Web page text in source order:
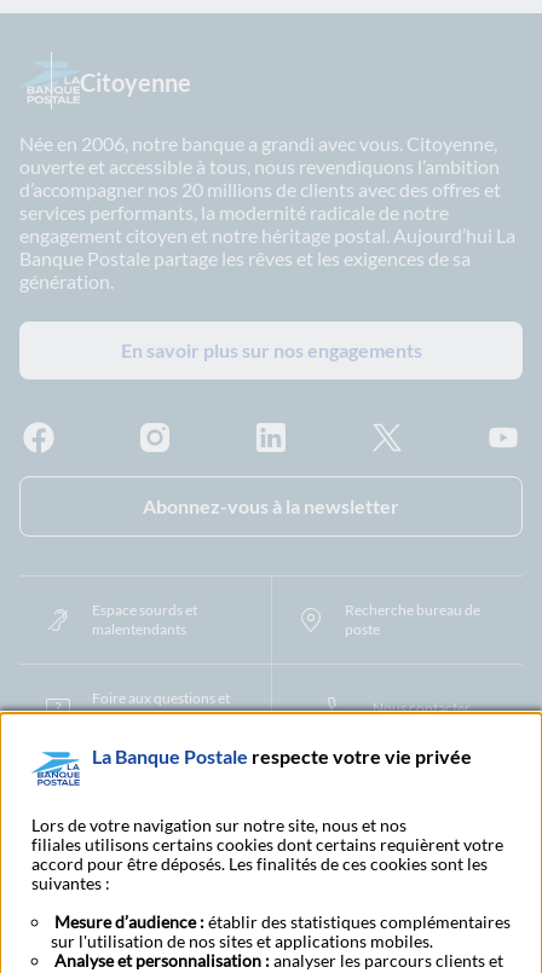
Citoyenne
Née en 2006, notre banque a grandi avec vous. Citoyenne,
ouverte et accessible à tous, nous revendiquons l’ambition
d’accompagner nos 20 millions de clients avec des offres et
services performants, la modernité radicale de notre
engagement citoyen et notre héritage postal. Aujourd’hui La
Banque Postale partage les rêves et les exigences de sa
génération.
En savoir plus sur nos engagements
Abonnez-vous à la newsletter
Espace sourds et
malentendants
Recherche bureau de
poste
Foire aux questions et
centre d'aide
Nous contacter
Protection des Données à Caractère PersonnelFiliales et partenaires
CookiesGestion des cookiesActualiser vos informations
Contestation et réclamation Coordonnées Centres Financiers
Alertes fraudes et points de vigilance Actualités réglementaires CGU
Aide navigateur et systèmes d'exploitation
Vider le cache de votre navigateurLexique Aide et accessibilité
La Banque Postale respecte votre vie privée
Lors de votre navigation sur notre site, nous et nos
filiales utilisons certains cookies dont certains requièrent votre
accord pour être déposés. Les finalités de ces cookies sont les
suivantes :
Mesure d’audience :établir des statistiques complémentaires
sur l'utilisation de nos sites et applications mobiles.
Analyse et personnalisation :analyser les parcours clients et